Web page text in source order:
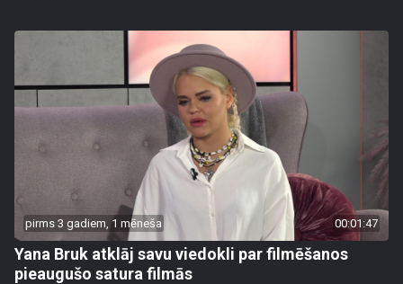
pirms 3 gadiem, 1 mēneša 00:01:47
Yana Bruk atklāj savu viedokli par filmēšanos
pieaugušo satura filmās